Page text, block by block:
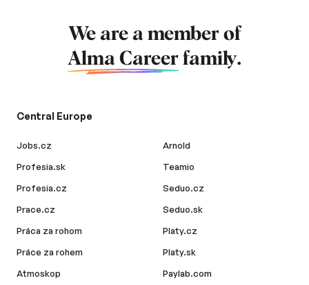
We are a member of
Alma Career family.
Central Europe
Jobs.cz
Profesia.sk
Profesia.cz
Prace.cz
Práca za rohom
Práce za rohem
Atmoskop
Arnold
Teamio
Seduo.cz
Seduo.sk
Platy.cz
Platy.sk
Paylab.com